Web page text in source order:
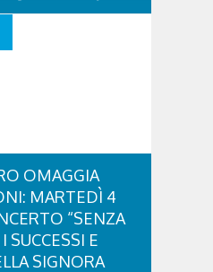
OMAGGIA
MARTEDÌ 4
“SENZA
SUCCESSI E
SIGNORA